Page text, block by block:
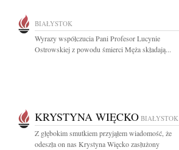
BIAŁYSTOK
Wyrazy współczucia Pani Profesor Lucynie
Ostrowskiej z powodu śmierci Męża składają...
KRYSTYNA WIĘCKO BIAŁYSTOK
Z głębokim smutkiem przyjąłem wiadomość, że
odeszła on nas Krystyna Więcko zasłużony